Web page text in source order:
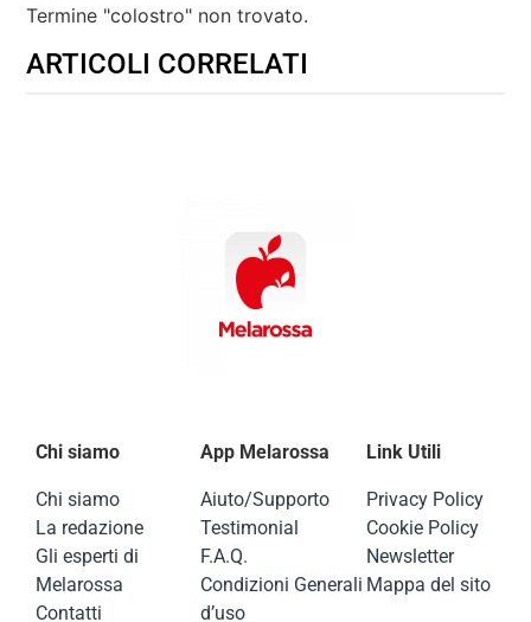
Termine "colostro" non trovato.
ARTICOLI CORRELATI
Chi siamo
Chi siamo
La redazione
Gli esperti di
Melarossa
Contatti
App Melarossa
Aiuto/Supporto
Testimonial
F.A.Q.
Condizioni Generali
d’uso
Link Utili
Privacy Policy
Cookie Policy
Newsletter
Mappa del sito